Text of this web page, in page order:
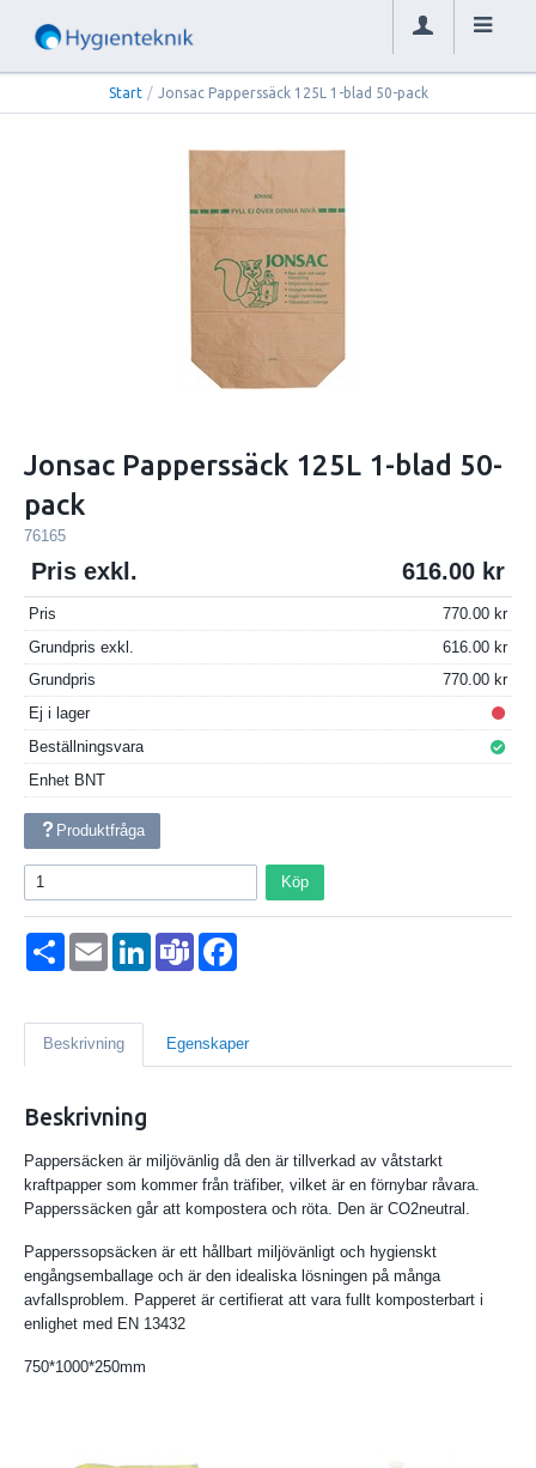
Start / Jonsac Papperssäck 125L 1-blad 50-pack
Jonsac Papperssäck 125L 1-blad 50-
pack
76165
Pris exkl. 616.00
Pris
770.00
Grundpris exkl.
616.00
Grundpris
770.00
Ej i lager
Beställningsvara
Enhet BNT
Produktfråga
Köp
Dela Email LinkedInTeams
Beskrivning Egenskaper
Beskrivning
Pappersäcken är miljövänlig då den är tillverkad av våtstarkt
kraftpapper som kommer från träfiber, vilket är en förnybar råvara.
Papperssäcken går att kompostera och röta. Den är CO2neutral.
Papperssopsäcken är ett hållbart miljövänligt och hygienskt
engångsemballage och är den idealiska lösningen på många
avfallsproblem. Papperet är certifierat att vara fullt komposterbart i
enlighet med EN 13432
750*1000*250mm